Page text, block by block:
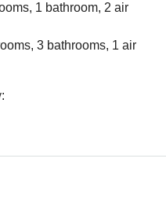
1 bathroom, 2 air
3 bathrooms, 1 air